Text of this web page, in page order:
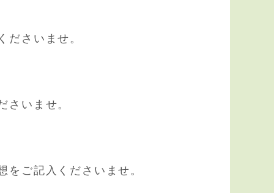
ださいませ。
さいませ。
ご記入くださいませ。